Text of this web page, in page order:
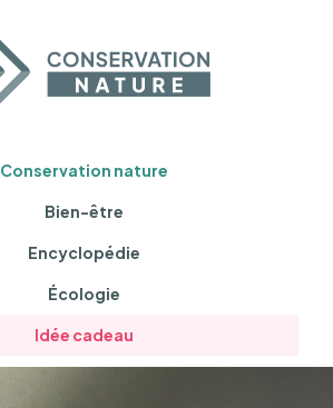
Conservation nature
Bien-être
Encyclopédie
Écologie
Idée cadeau